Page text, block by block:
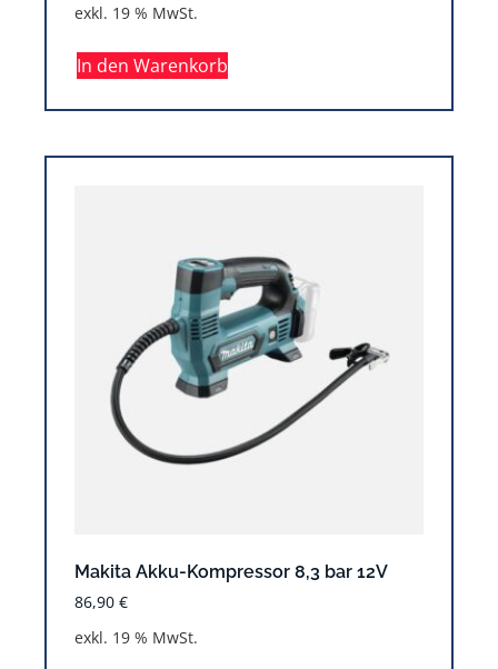
exkl. 19 % MwSt.
In den Warenkorb
Makita Akku-Kompressor 8,3 bar 12V
86,90 €
exkl. 19 % MwSt.